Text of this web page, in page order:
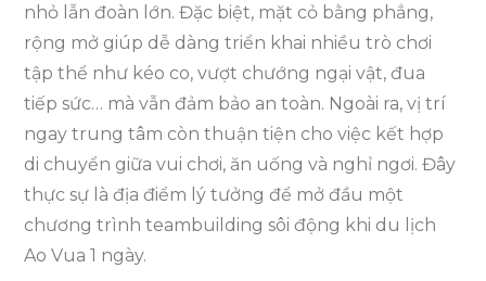
nhỏ lẫn đoàn lớn. Đặc biệt, mặt cỏ bằng phẳng,
rộng mở giúp dễ dàng triển khai nhiều trò chơi
tập thể như kéo co, vượt chướng ngại vật, đua
tiếp sức… mà vẫn đảm bảo an toàn. Ngoài ra, vị trí
ngay trung tâm còn thuận tiện cho việc kết hợp
di chuyển giữa vui chơi, ăn uống và nghỉ ngơi. Đây
thực sự là địa điểm lý tưởng để mở đầu một
chương trình teambuilding sôi động khi du lịch
Ao Vua 1 ngày.